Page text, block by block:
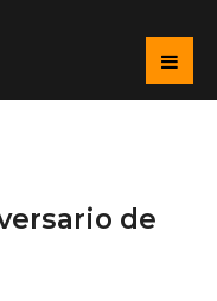
de